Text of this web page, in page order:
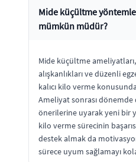
Mide küçültme
mümkün müdür?
Mide küçültme
alışkanlıkları ve düzenli
kalıcı kilo verme
Ameliyat sonrası
önerilerine uyarak yeni bir
kilo verme sürecinin
destek almak da
sürece uyum sağlamayı